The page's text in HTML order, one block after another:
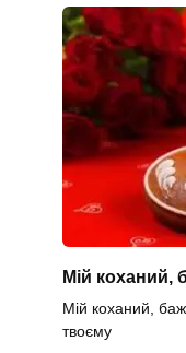
Мій коханий,
Мій коханий,
твоєму